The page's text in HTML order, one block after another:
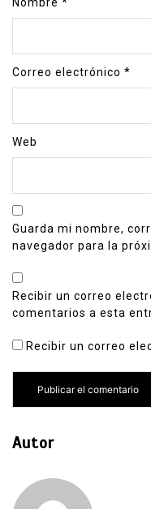
Correo electrónico *
Web
Guarda mi nombre,
navegador para la
Recibir un correo
comentarios a esta
Recibir un correo
Autor